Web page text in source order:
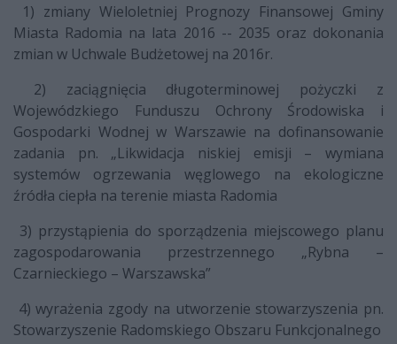
1) zmiany Wieloletniej Prognozy Finansowej Gminy
Miasta Radomia na lata 2016 -- 2035 oraz dokonania
zmian w Uchwale Budżetowej na 2016r.
2) zaciągnięcia długoterminowej pożyczki z
Wojewódzkiego Funduszu Ochrony Środowiska i
Gospodarki Wodnej w Warszawie na dofinansowanie
zadania pn. „Likwidacja niskiej emisji – wymiana
systemów ogrzewania węglowego na ekologiczne
źródła ciepła na terenie miasta Radomia
3) przystąpienia do sporządzenia miejscowego planu
zagospodarowania przestrzennego „Rybna –
Czarnieckiego – Warszawska”
4) wyrażenia zgody na utworzenie stowarzyszenia pn.
Stowarzyszenie Radomskiego Obszaru Funkcjonalnego